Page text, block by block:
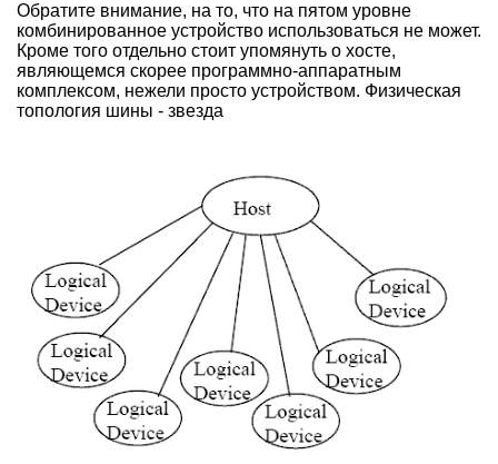
Обратите внимание, на то, что на пятом уровне
комбинированное устройство использоваться не может.
Кроме того отдельно стоит упомянуть о хосте,
являющемся скорее программно-аппаратным
комплексом, нежели просто устройством. Физическая
топология шины - звезда